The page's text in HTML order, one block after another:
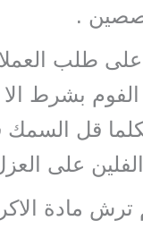
.
على طلب
قل السمك
على
مادة